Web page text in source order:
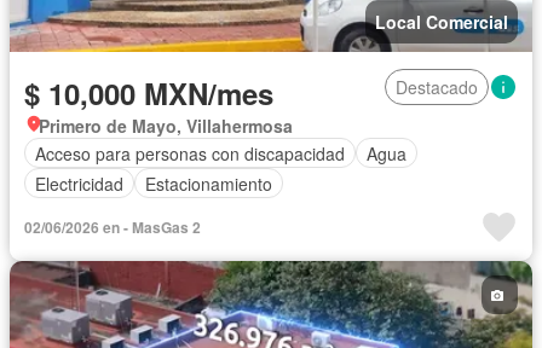
Local Comercial
$ 10,000 MXN/mes
Destacado
Primero de Mayo, Villahermosa
Acceso para personas con discapacidad
Agua
Electricidad
Estacionamiento
02/06/2026 en - MasGas 2